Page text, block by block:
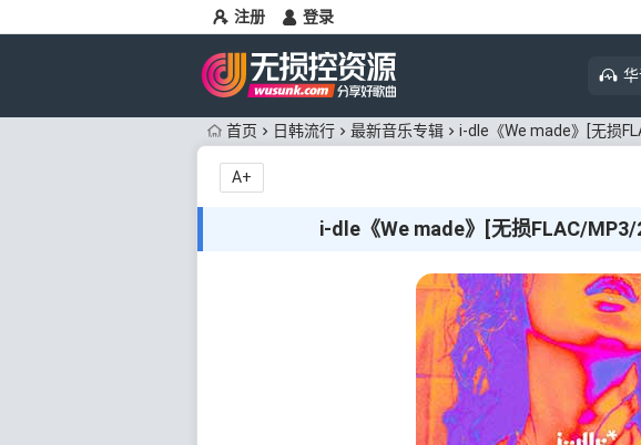
注册 登录
首页 日韩流行 最新音乐专辑 i-dle《We made》[无损
i-dle《We made》[无损FLAC/
A+